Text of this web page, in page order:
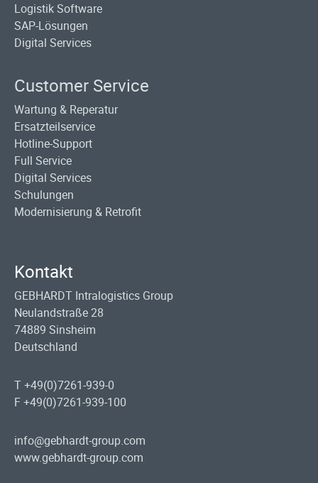
Logistik Software
SAP-Lösungen
Digital Services
Customer Service
Wartung & Reperatur
Ersatzteilservice
Hotline-Support
Full Service
Digital Services
Schulungen
Modernisierung & Retrofit
Kontakt
GEBHARDT Intralogistics Group
Neulandstraße 28
74889 Sinsheim
Deutschland
T +49(0)7261-939-0
F +49(0)7261-939-100
info@gebhardt-group.com
www.gebhardt-group.com